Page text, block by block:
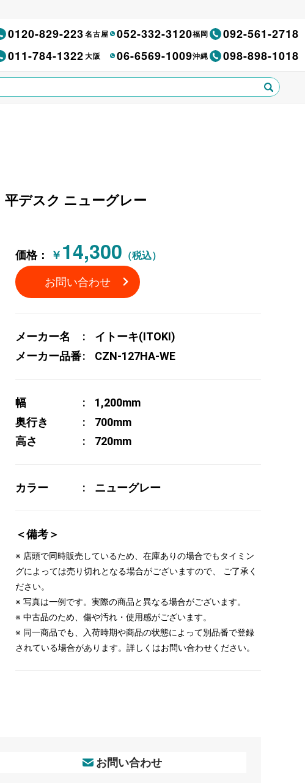
0120-829-223名古屋 052-332-3120福岡 092-561-2718
011-784-1322大阪 06-6569-1009沖縄 098-898-1018
平デスク ニューグレー
価格： ￥ 14,300 （税込）
お問い合わせ
メーカー名
イトーキ(ITOKI)
メーカー品番
CZN-127HA-WE
幅
1,200mm
奥行き
700mm
高さ
720mm
カラー ニューグレー
＜備考＞
※ 店頭で同時販売しているため、在庫ありの場合でもタイミン
グによっては売り切れとなる場合がございますので、 ご了承く
ださい。
※ 写真は一例です。実際の商品と異なる場合がございます。
※ 中古品のため、傷や汚れ・使用感がございます。
※ 同一商品でも、入荷時期や商品の状態によって別品番で登録
されている場合があります。詳しくはお問い合わせください。
お問い合わせ